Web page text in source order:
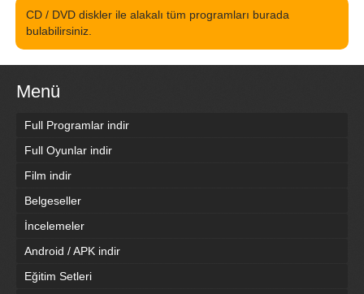
CD / DVD diskler ile alakalı tüm programları burada
bulabilirsiniz.
Menü
Full Programlar indir
Full Oyunlar indir
Film indir
Belgeseller
İncelemeler
Android / APK indir
Eğitim Setleri